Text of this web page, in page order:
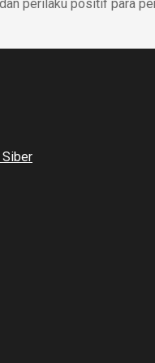
perilaku positif para